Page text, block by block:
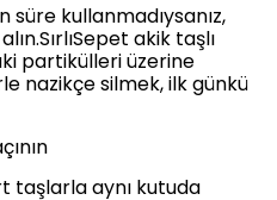
süre kullanmadıysanız,
akik taşlı
partikülleri üzerine
nazikçe silmek, ilk günkü
taşlarla aynı kutuda